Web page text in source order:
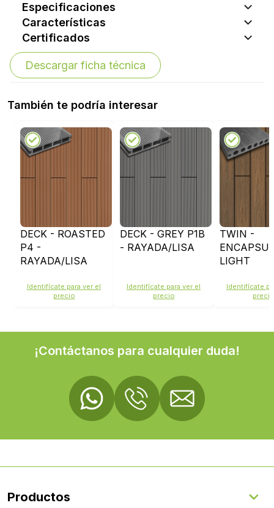
Especificaciones
Características
Certificados
Descargar ficha técnica
También te podría interesar
DECK - ROASTED
P4 -
RAYADA/LISA
Identifícate para ver el
precio
DECK - GREY P1B
- RAYADA/LISA
Identifícate para ver el
precio
TWIN -
LIGHT
Identifícate
precio
¡Contáctanos para cualquier duda!
Productos